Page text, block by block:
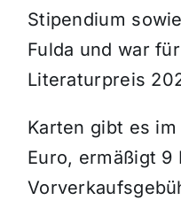
Stipendium
Fulda und war
Literaturpreis
Karten gibt es
Euro, ermäßigt 9